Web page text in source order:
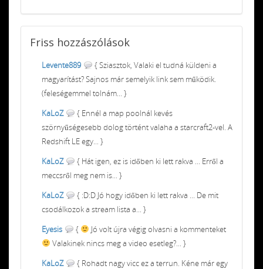
Friss hozzászólások
Levente889
{ Sziasztok, Valaki el tudná küldeni a
magyarítást? Sajnos már semelyik link sem működik.
(feleségemmel tolnám... }
KaLoZ
{ Ennél a map poolnál kevés
szörnyűségesebb dolog történt valaha a starcraft2-vel. A
Redshift LE egy... }
KaLoZ
{ Hát igen, ez is időben ki lett rakva ... Erről a
meccsről meg nem is... }
KaLoZ
{ :D:D Jó hogy időben ki lett rakva ... De mit
csodálkozok a stream lista a... }
Eyesis
{
Jó volt újra végig olvasni a kommenteket
Valakinek nincs meg a video esetleg?... }
KaLoZ
{ Rohadt nagy vicc ez a terrun. Kéne már egy